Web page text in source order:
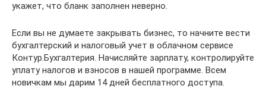
укажет, что бланк заполнен неверно.
Если вы не думаете закрывать бизнес, то начните вести
бухгалтерский и налоговый учет в облачном сервисе
Контур.Бухгалтерия. Начисляйте зарплату, контролируйте
уплату налогов и взносов в нашей программе. Всем
новичкам мы дарим 14 дней бесплатного доступа.